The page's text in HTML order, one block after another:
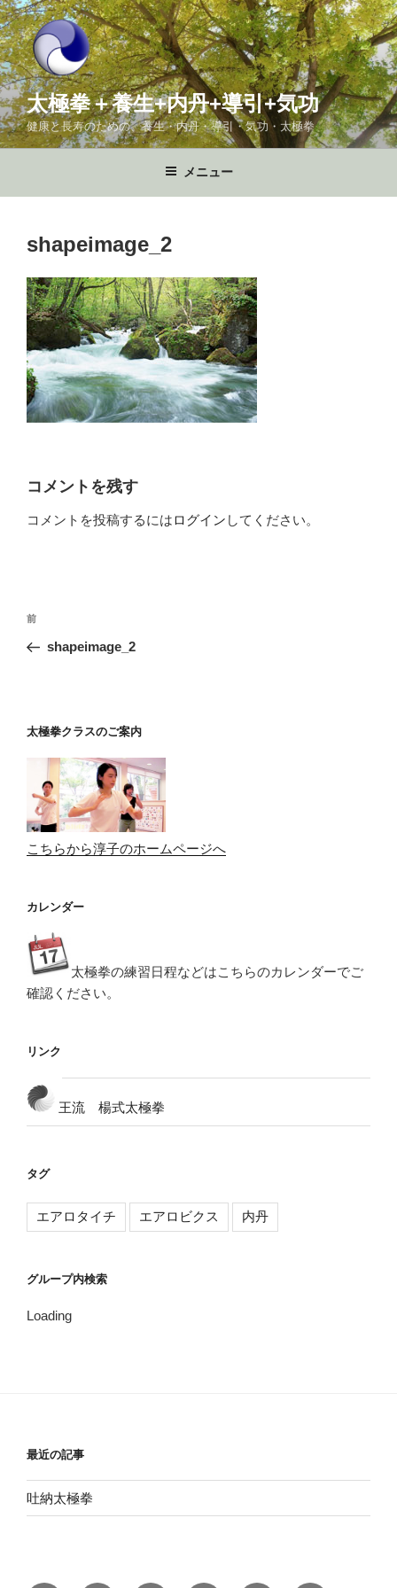
コ
ン
テ
ン
ツ
へ
ス
プ
太極拳＋養生+内丹+導引+気功
健康と長寿のための、養生・内丹・導引・気功・太極拳
メニュー
shapeimage_2
コメントを残す
コメントを投稿するにはログイン してください。
投
ナ
ー
ョ
ン
前
の
前
shapeimage_2
太極拳クラスのご案内
こちらから淳子のホームページへ
カレンダー
太極拳の練習日程などはこちらのカレンダーでご
確認ください。
リンク
王流 楊式太極拳
タグ
エアロタイチ エアロビクス 内丹
グループ内検索
Loading
最近の記事
吐納太極拳